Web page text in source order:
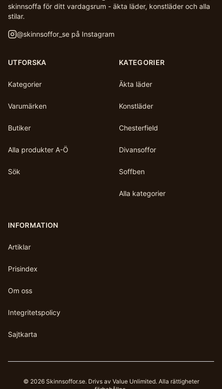
skinnsoffa för ditt vardagsrum - äkta läder, konstläder och alla
stilar.
@skinnsoffor_se på Instagram
UTFORSKA
Kategorier
Varumärken
Butiker
Alla produkter A-Ö
Sök
KATEGORIER
Äkta läder
Konstläder
Chesterfield
Divansoffor
Soffben
Alla kategorier
INFORMATION
Artiklar
Prisindex
Om oss
Integritetspolicy
Sajtkarta
© 2026 Skinnsoffor.se. Drivs av Value Unlimited. Alla rättigheter